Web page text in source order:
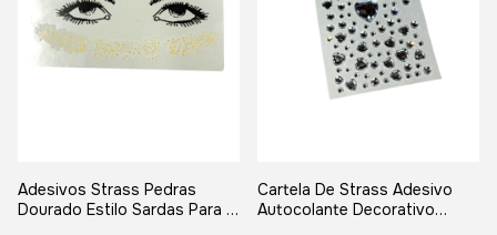
Adesivos Strass Pedras
Dourado Estilo Sardas Para O
Cartela De Strass Adesivo
Autocolante Decorativo